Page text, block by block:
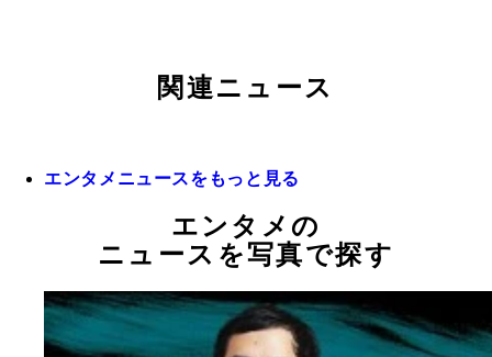
関連ニュース
エンタメニュースをもっと見る
エンタメの
ニュースを写真で探す